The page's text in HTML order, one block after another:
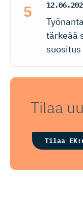
tärkeää
suositus
Tilaa
Tilaa